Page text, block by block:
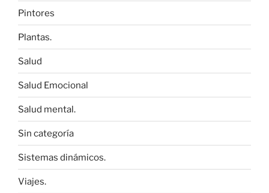
Pintores
Plantas.
Salud
Salud Emocional
Salud mental.
Sin categoría
Sistemas dinámicos.
Viajes.